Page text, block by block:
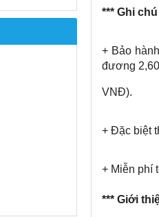
*** Ghi chú
+ Bảo
đương
VNĐ).
+ Đặc biệt
+ Miễn phí
*** Giới